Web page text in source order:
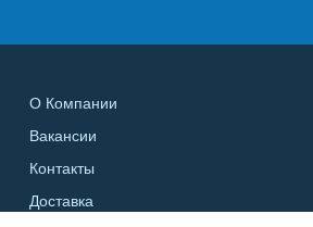
О Компании
Вакансии
Контакты
Доставка